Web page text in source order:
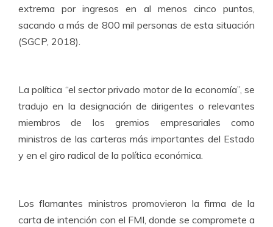
extrema por ingresos en al menos cinco puntos,
sacando a más de 800 mil personas de esta situación
(SGCP, 2018).
La política “el sector privado motor de la economía”, se
tradujo en la designación de dirigentes o relevantes
miembros de los gremios empresariales como
ministros de las carteras más importantes del Estado
y en el giro radical de la política económica.
Los flamantes ministros promovieron la firma de la
carta de intención con el FMI, donde se compromete a